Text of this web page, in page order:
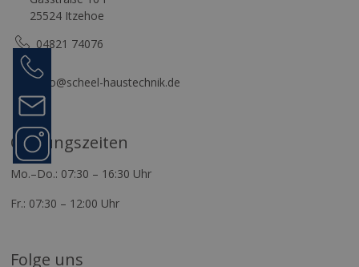
25524 Itzehoe
04821 74076
info@scheel-haustechnik.de
Öffnungszeiten
Mo.–Do.: 07:30 – 16:30 Uhr
Fr.: 07:30 – 12:00 Uhr
Folge uns
Anrufen
74076
uns